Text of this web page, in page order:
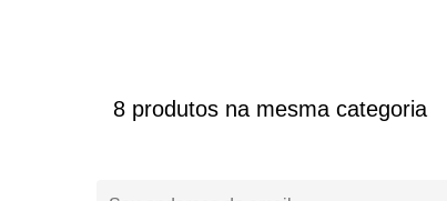
8 produtos na mesma categoria